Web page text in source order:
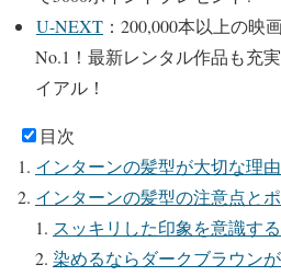
U-NEXT ：200,000本以上の映
No.1！最新レンタル作品も充実
イアル！
目次
インターンの髪型が大切な理由
インターンの髪型の注意点と
スッキリした印象を意識する
染めるならダークブラウン